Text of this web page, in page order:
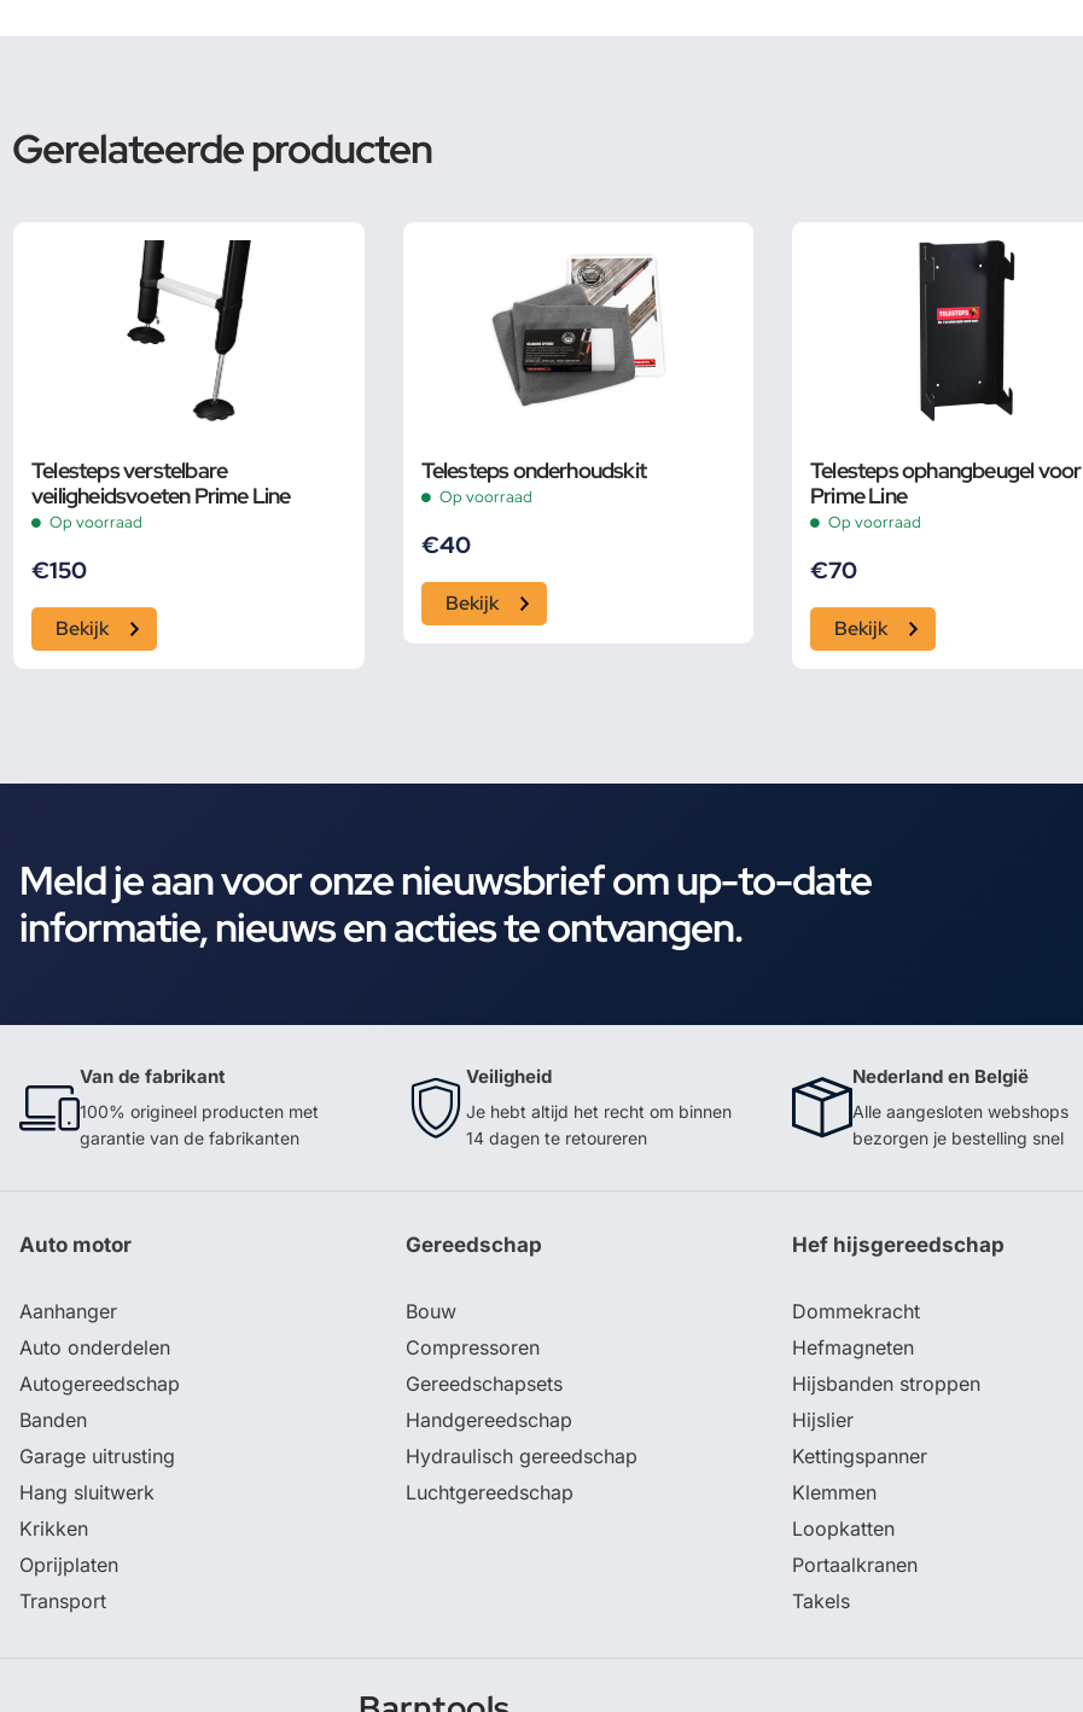
Gerelateerde producten
Telesteps verstelbare
veiligheidsvoeten Prime Line
Op voorraad
€150
Bekijk
Telesteps onderhoudskit
Op voorraad
€40
Bekijk
Telesteps ophangbeugel voor
Prime Line
Op voorraad
€70
Bekijk
Meld je aan voor onze nieuwsbrief om up-to-date
informatie, nieuws en acties te ontvangen.
Van de fabrikant
100% origineel producten met
garantie van de fabrikanten
Veiligheid
Je hebt altijd het recht om binnen
14 dagen te retoureren
Nederland en België
Alle aangesloten webshops
bezorgen je bestelling snel
Auto motor
Aanhanger
Auto onderdelen
Autogereedschap
Banden
Garage uitrusting
Hang sluitwerk
Krikken
Oprijplaten
Transport
Gereedschap
Bouw
Compressoren
Gereedschapsets
Handgereedschap
Hydraulisch gereedschap
Luchtgereedschap
Hef hijsgereedschap
Dommekracht
Hefmagneten
Hijsbanden stroppen
Hijslier
Kettingspanner
Klemmen
Loopkatten
Portaalkranen
Takels